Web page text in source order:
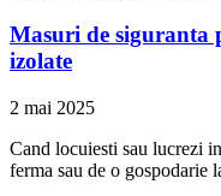
Masuri de siguranta
izolate
2 mai 2025
Cand locuiesti sau lucrezi
ferma sau de o gospodarie